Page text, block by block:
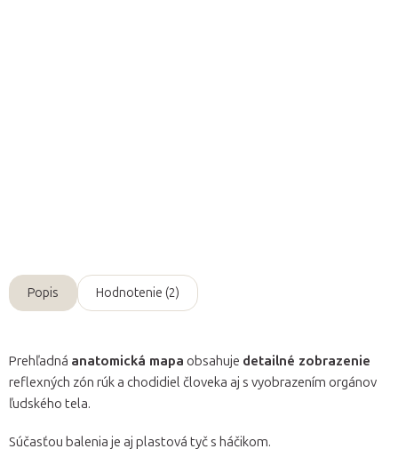
Popis Hodnotenie (2)
Prehľadná anatomická mapa obsahuje detailné zobrazenie
reflexných zón rúk a chodidiel človeka aj s vyobrazením orgánov
ľudského tela.
Súčasťou balenia je aj plastová tyč s háčikom.